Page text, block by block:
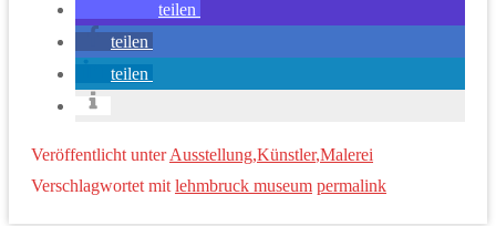
teilen
teilen
teilen
Veröffentlicht unter Ausstellung,Künstler,Malerei
Verschlagwortet mit lehmbruck museum permalink